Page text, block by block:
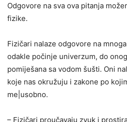
Odgovore na sva ova pitanja
fizike.
Fizičari nalaze odgovore na
odakle počinje univerzum, do
pomiješana sa vodom šušti. Oni
koje nas okružuju i zakone po
me|usobno.
– Fizičari proučavaju zvuk i